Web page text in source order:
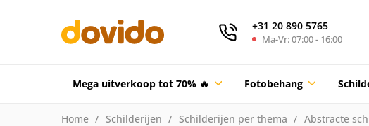
+31 20 890 5765
Ma-Vr: 07:00 - 16:00
Mega uitverkoop tot 70% 🔥 Fotobehang
Home Schilderijen Schilderijen per thema Abstracte